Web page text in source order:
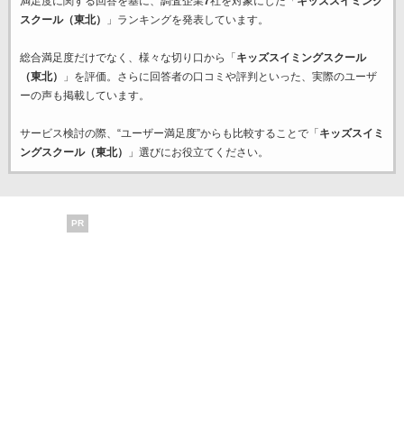
スクール（東北）
」ランキングを発表しています。
総合満足度だけでなく、様々な切り口から「 キッズスイミングスクール
（東北）
」を評価。さらに回答者の口コミや評判といった、実際のユーザ
ーの声も掲載しています。
サービス検討の際、“ユーザー満足度”からも比較することで「 キッズスイミ
ングスクール（東北）
」選びにお役立てください。
PR